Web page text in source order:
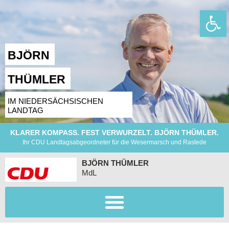
BJÖRN
THÜMLER
IM NIEDERSÄCHSISCHEN
LANDTAG
KLARER KOMPASS. FEST VERWURZELT. BJÖRN THÜMLER.
Ihr CDU Landtagsabgeordneter für die Wesermarsch und Rastede
BJÖRN THÜMLER
MdL